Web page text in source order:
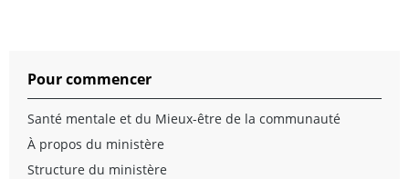
Pour commencer
Santé mentale et du Mieux-être de la communauté
À propos du ministère
Structure du ministère